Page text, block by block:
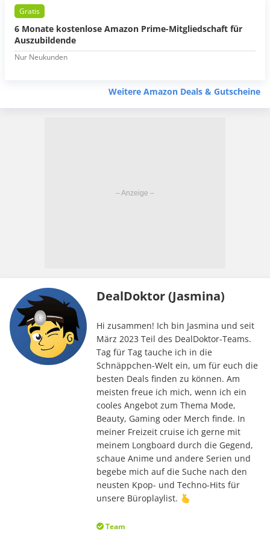
Gratis
6 Monate kostenlose Amazon Prime-Mitgliedschaft für
Auszubildende
Nur Neukunden
Weitere Amazon Deals & Gutscheine
DealDoktor (Jasmina)
Hi zusammen! Ich bin Jasmina und seit
März 2023 Teil des DealDoktor-Teams.
Tag für Tag tauche ich in die
Schnäppchen-Welt ein, um für euch die
besten Deals finden zu können. Am
meisten freue ich mich, wenn ich ein
cooles Angebot zum Thema Mode,
Beauty, Gaming oder Merch finde. In
meiner Freizeit cruise ich gerne mit
meinem Longboard durch die Gegend,
schaue Anime und andere Serien und
begebe mich auf die Suche nach den
neusten Kpop- und Techno-Hits für
unsere Büroplaylist. 🫰
Team